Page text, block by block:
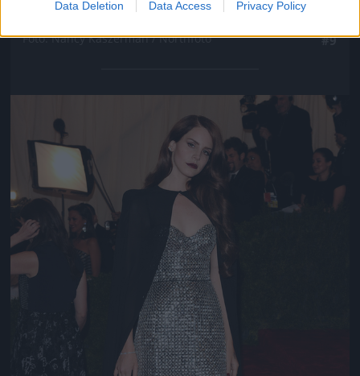
Data Deletion Data Access Privacy Policy
Persze sokkal többet mutatott a hátából
Fotó: Nancy Kaszerman / Northfoto #9
Jön még kép!